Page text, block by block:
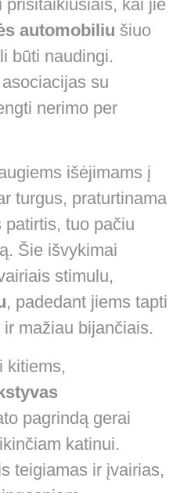
prisitaikiusiais, kai jie
automobiliu šiuo
būti naudingi.
su
nerimo per
išėjimams į
turgus, praturtinama
tuo pačiu
Šie išvykimai
stimulu,
, padedant jiems tapti
mažiau bijančiais.
kitiems,
pagrindą gerai
katinui.
teigiamas ir įvairias,